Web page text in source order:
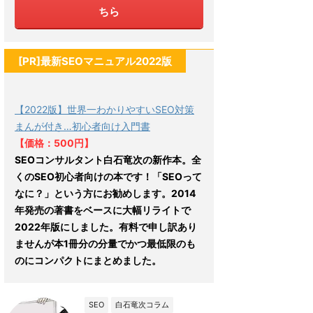
ちら
[PR]最新SEOマニュアル2022版
【2022版】世界一わかりやすいSEO対策
まんが付き…初心者向け入門書
【価格：500円】
SEOコンサルタント白石竜次の新作本。全
くのSEO初心者向けの本です！「SEOって
なに？」という方にお勧めします。2014
年発売の著書をベースに大幅リライトで
2022年版にしました。有料で申し訳あり
ませんが本1冊分の分量でかつ最低限のも
のにコンパクトにまとめました。
SEO 白石竜次コラム